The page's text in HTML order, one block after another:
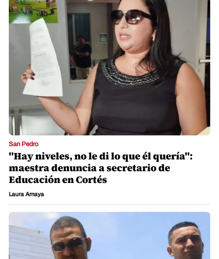
San Pedro
"Hay niveles, no le di lo que él quería":
maestra denuncia a secretario de
Educación en Cortés
Laura Amaya